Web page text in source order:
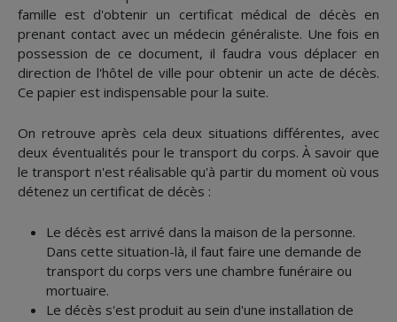
famille est d'obtenir un certificat médical de décès en
prenant contact avec un médecin généraliste. Une fois en
possession de ce document, il faudra vous déplacer en
direction de l'hôtel de ville pour obtenir un acte de décès.
Ce papier est indispensable pour la suite.
On retrouve après cela deux situations différentes, avec
deux éventualités pour le transport du corps. À savoir que
le transport n'est réalisable qu'à partir du moment où vous
détenez un certificat de décès :
Le décès est arrivé dans la maison de la personne.
Dans cette situation-là, il faut faire une demande de
transport du corps vers une chambre funéraire ou
mortuaire.
Le décès s'est produit au sein d'une installation de